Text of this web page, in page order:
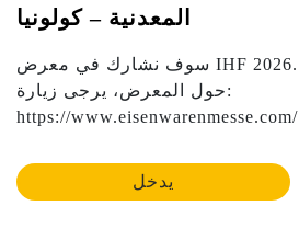
المعدنية – كولونيا
سوف نشارك في معرض IHF 2026. لمزيد من المعلومات
حول المعرض، يرجى زيارة:
https://www.eisenwarenmesse.com/
يدخل